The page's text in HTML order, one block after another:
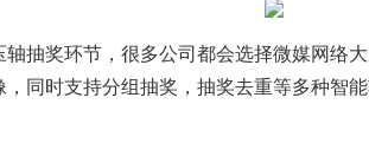
抽奖环节，很多公司都会选择微媒网络
，同时支持分组抽奖，抽奖去重等多种智